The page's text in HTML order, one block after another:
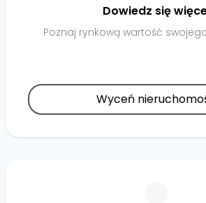
Dowiedz się
Poznaj rynkową wartość
Wyceń